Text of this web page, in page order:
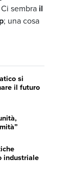
Ci sembra il
; una cosa
si
il futuro
industriale